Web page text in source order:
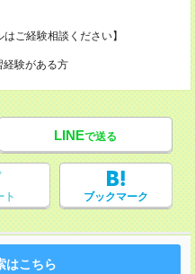
ご経験相談ください】
経験がある方
LINEで送る
ト ブックマーク
はこちら